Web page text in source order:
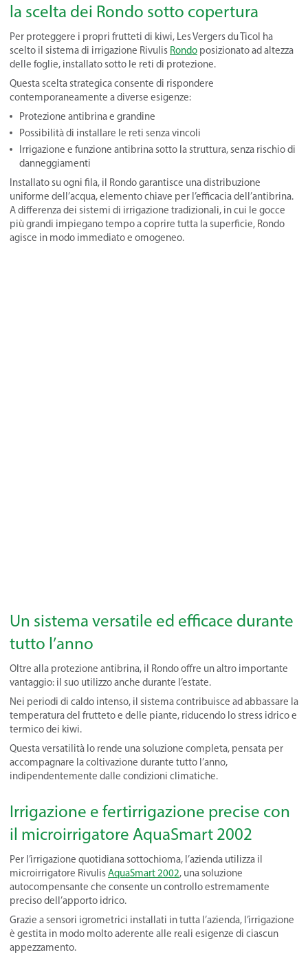
la scelta dei Rondo sotto copertura
Per proteggere i propri frutteti di kiwi, Les Vergers du Ticol ha
scelto il sistema di irrigazione Rivulis Rondo posizionato ad altezza
delle foglie, installato sotto le reti di protezione.
Questa scelta strategica consente di rispondere
contemporaneamente a diverse esigenze:
Protezione antibrina e grandine
Possibilità di installare le reti senza vincoli
Irrigazione e funzione antibrina sotto la struttura, senza rischio di
danneggiamenti
Installato su ogni fila, il Rondo garantisce una distribuzione
uniforme dell’acqua, elemento chiave per l’efficacia dell’antibrina.
A differenza dei sistemi di irrigazione tradizionali, in cui le gocce
più grandi impiegano tempo a coprire tutta la superficie, Rondo
agisce in modo immediato e omogeneo.
Un sistema versatile ed efficace durante
tutto l’anno
Oltre alla protezione antibrina, il Rondo offre un altro importante
vantaggio: il suo utilizzo anche durante l’estate.
Nei periodi di caldo intenso, il sistema contribuisce ad abbassare la
temperatura del frutteto e delle piante, riducendo lo stress idrico e
termico dei kiwi.
Questa versatilità lo rende una soluzione completa, pensata per
accompagnare la coltivazione durante tutto l’anno,
indipendentemente dalle condizioni climatiche.
Irrigazione e fertirrigazione precise con
il microirrigatore AquaSmart 2002
Per l’irrigazione quotidiana sottochioma, l’azienda utilizza il
microirrigatore RivulisAquaSmart 2002, una soluzione
autocompensante che consente un controllo estremamente
preciso dell’apporto idrico.
Grazie a sensori igrometrici installati in tutta l’azienda, l’irrigazione
è gestita in modo molto aderente alle reali esigenze di ciascun
appezzamento.